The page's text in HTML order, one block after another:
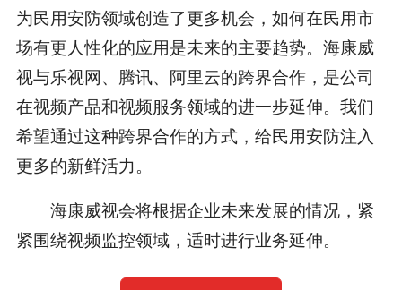
为民用安防领域创造了更多机会，如何在民用市
场有更人性化的应用是未来的主要趋势。海康威
视与乐视网、腾讯、阿里云的跨界合作，是公司
在视频产品和视频服务领域的进一步延伸。我们
希望通过这种跨界合作的方式，给民用安防注入
更多的新鲜活力。
海康威视会将根据企业未来发展的情况，紧
紧围绕视频监控领域，适时进行业务延伸。